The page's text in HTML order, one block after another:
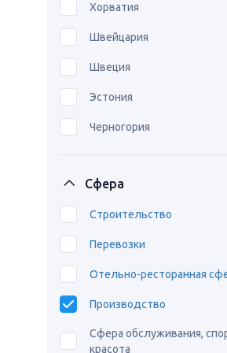
Хорватия
Швейцария
Швеция
Эстония
Черногория
Сфера
Строительство
Перевозки
Отельно-ресторанная
Производство
Сфера обслуживания,
красота